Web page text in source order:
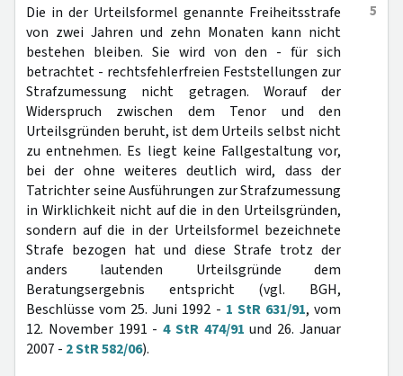
5
Die in der Urteilsformel genannte Freiheitsstrafe
von zwei Jahren und zehn Monaten kann nicht
bestehen bleiben. Sie wird von den - für sich
betrachtet - rechtsfehlerfreien Feststellungen zur
Strafzumessung nicht getragen. Worauf der
Widerspruch zwischen dem Tenor und den
Urteilsgründen beruht, ist dem Urteils selbst nicht
zu entnehmen. Es liegt keine Fallgestaltung vor,
bei der ohne weiteres deutlich wird, dass der
Tatrichter seine Ausführungen zur Strafzumessung
in Wirklichkeit nicht auf die in den Urteilsgründen,
sondern auf die in der Urteilsformel bezeichnete
Strafe bezogen hat und diese Strafe trotz der
anders lautenden Urteilsgründe dem
Beratungsergebnis entspricht (vgl. BGH,
Beschlüsse vom 25. Juni 1992 - 1 StR 631/91, vom
12. November 1991 -4 StR 474/91 und 26. Januar
2007 - 2 StR 582/06).